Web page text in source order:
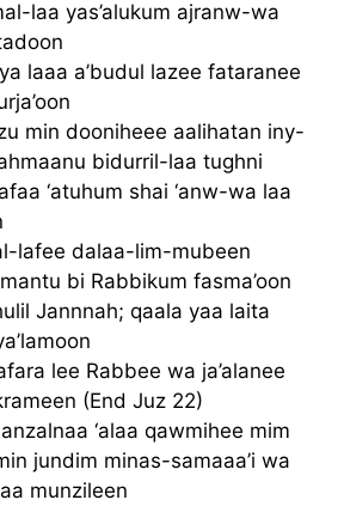
laa yas’alukum ajranw-wa
laaa a’budul lazee fataranee
min dooniheee aalihatan iny-
bidurril-laa tughni
‘atuhum shai ‘anw-wa laa
lafee dalaa-lim-mubeen
bi Rabbikum fasma’oon
Jannnah; qaala yaa laita
lee Rabbee wa ja’alanee
(End Juz 22)
‘alaa qawmihee mim
jundim minas-samaaa’i wa
munzileen